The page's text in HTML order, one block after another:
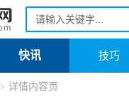
快讯 技巧
详情内容页